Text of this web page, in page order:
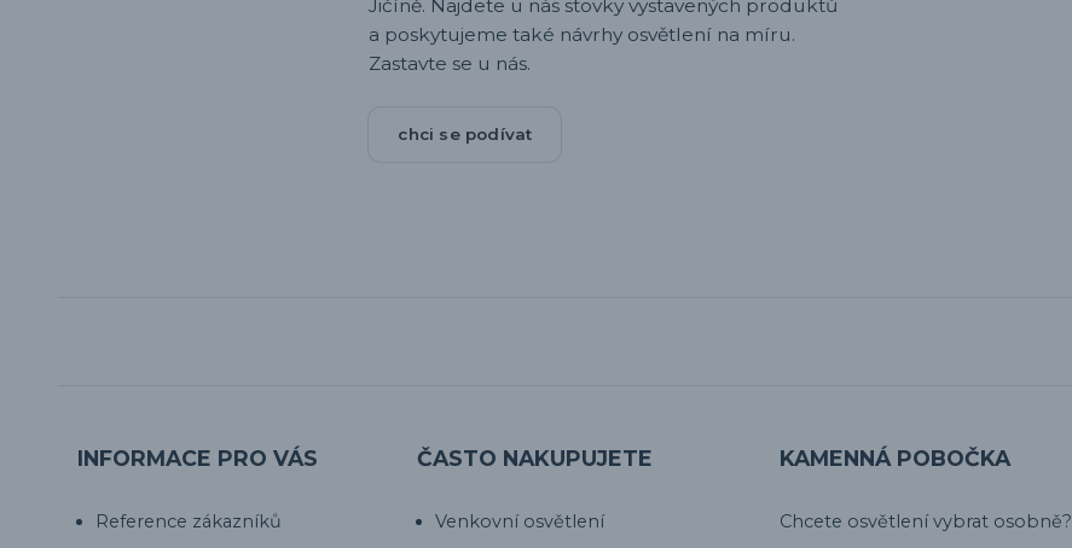
Jičíně. Najdete u nás stovky vystavených produktů
a poskytujeme také návrhy osvětlení na míru.
Zastavte se u nás.
chci se podívat
INFORMACE PRO VÁS
Reference zákazníků
ČASTO NAKUPUJETE
Venkovní osvětlení
KAMENNÁ POBOČKA
Chcete osvětlení vybrat osobně?